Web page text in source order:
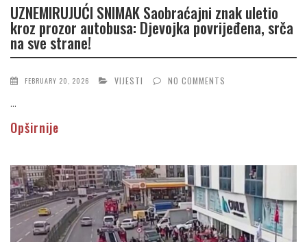
UZNEMIRUJUĆI SNIMAK Saobraćajni znak uletio
kroz prozor autobusa: Djevojka povrijeđena, srča
na sve strane!
FEBRUARY 20, 2026 VIJESTI NO COMMENTS
...
Opširnije